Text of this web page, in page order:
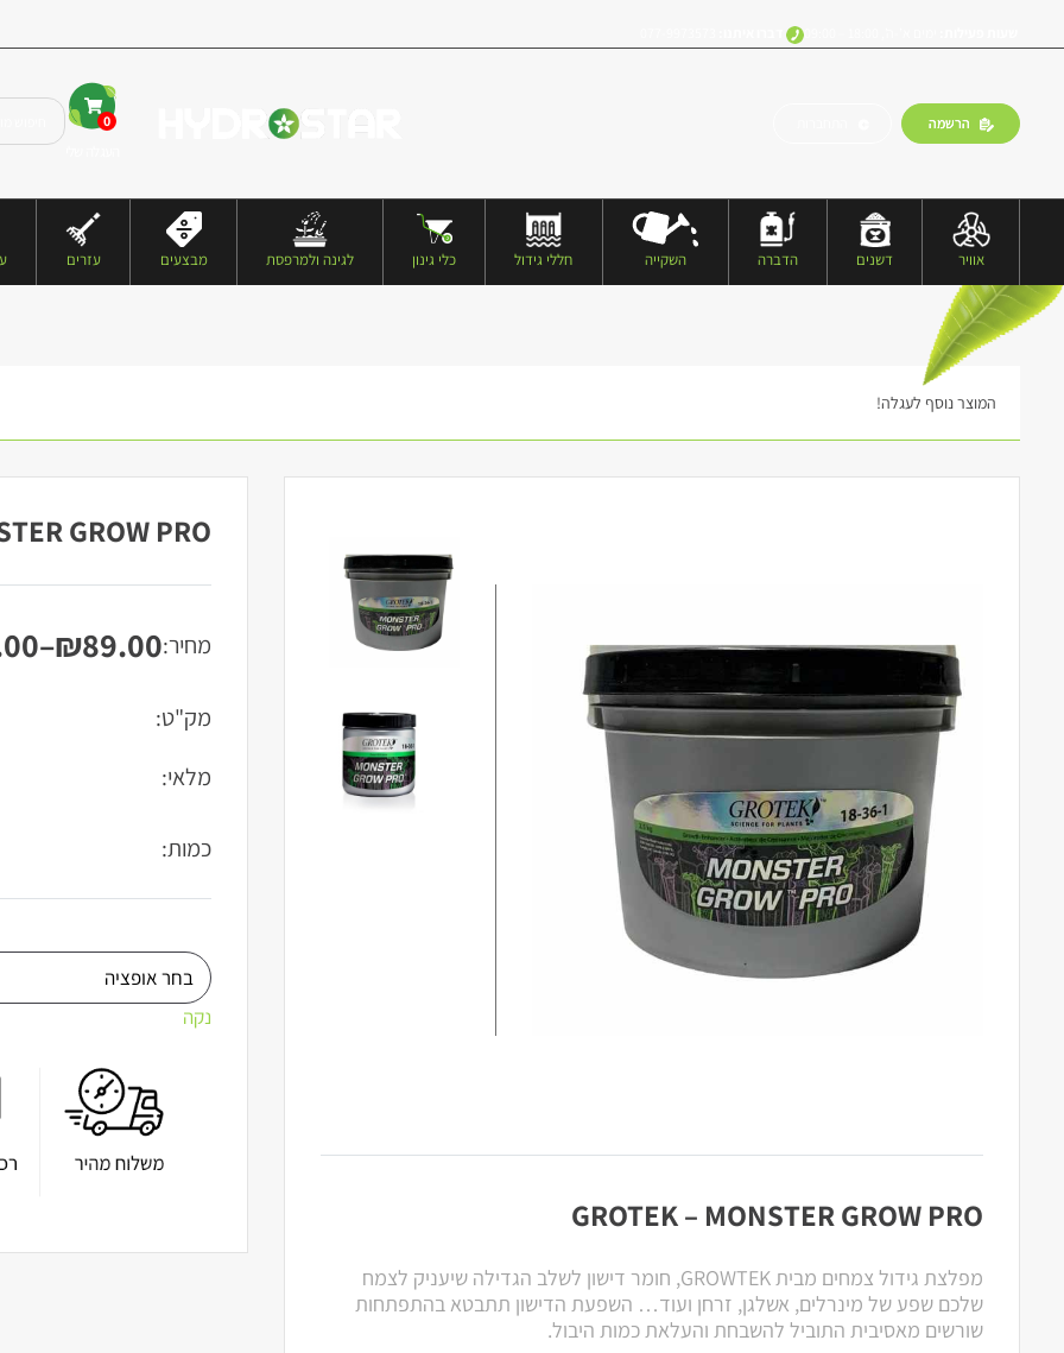
הרשמה 0
אוויר דשנים הדברה השקייה חללי גידול כלי גינון לגינה ולמרפסת מבצעים עזרים
המוצר נוסף לעגלה!
GROTEK – MONSTER GROW PRO
מפלצת גידול צמחים מבית GROWTEK, חומר דישון לשלב הגדילה שיעניק לצמח
שלכם שפע של מינרלים, אשלגן, זרחן ועוד… השפעת הדישון תתבטא בהתפתחות
שורשים מאסיבית התוביל להשבחת והעלאת כמות היבול.
GROW PRO
מחיר: ₪89.00
– טווח
עדמק"ט:
מלאי:
כמות:
נקה